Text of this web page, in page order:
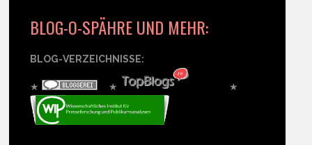
BLOG-O-SPÄHRE UND MEHR:
BLOG-VERZEICHNISSE:
★ ★ ★